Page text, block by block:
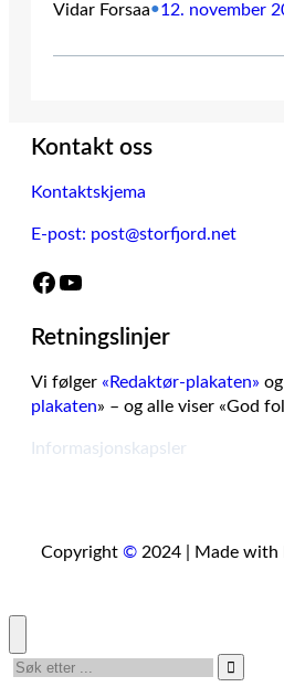
Vidar Forsaa•12. november
Kontakt oss
Kontaktskjema
E-post: post@storfjord.net
Facebook YouTube
Retningslinjer
Vi følger «Redaktør-plakaten» og
plakaten» – og alle viser «God
Informasjonskapsler
Copyright ©2024 | Made with